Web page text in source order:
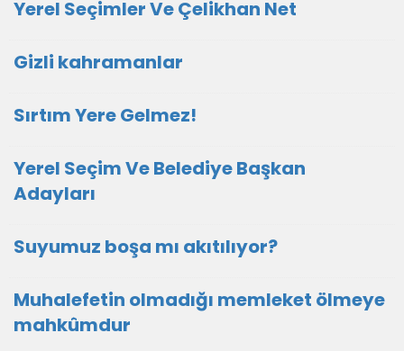
Yerel Seçimler Ve Çelikhan Net
Gizli kahramanlar
Sırtım Yere Gelmez!
Yerel Seçim Ve Belediye Başkan
Adayları
Suyumuz boşa mı akıtılıyor?
Muhalefetin olmadığı memleket ölmeye
mahkûmdur